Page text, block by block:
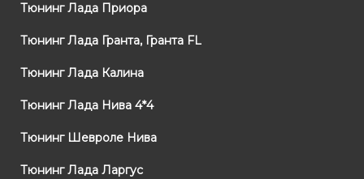
Тюнинг Лада Приора
Тюнинг Лада Гранта, Гранта FL
Тюнинг Лада Калина
Тюнинг Лада Нива 4*4
Тюнинг Шевроле Нива
Тюнинг Лада Ларгус